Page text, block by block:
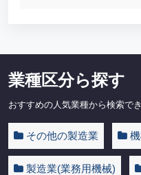
業種区分ら探す
おすすめの人気業種から検索で
その他の製造業
製造業(業務用機械)